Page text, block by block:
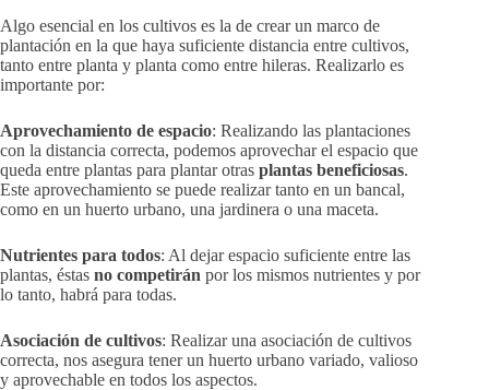
Algo esencial en los cultivos es la de crear un marco de
plantación en la que haya suficiente distancia entre cultivos,
tanto entre planta y planta como entre hileras. Realizarlo es
importante por:
Aprovechamiento de espacio: Realizando las plantaciones
con la distancia correcta, podemos aprovechar el espacio que
queda entre plantas para plantar otras plantas beneficiosas.
Este aprovechamiento se puede realizar tanto en un bancal,
como en un huerto urbano, una jardinera o una maceta.
Nutrientes para todos: Al dejar espacio suficiente entre las
plantas, éstas no competirán por los mismos nutrientes y por
lo tanto, habrá para todas.
Asociación de cultivos: Realizar una asociación de cultivos
correcta, nos asegura tener un huerto urbano variado, valioso
y aprovechable en todos los aspectos.